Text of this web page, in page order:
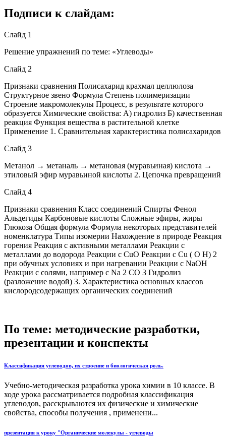
Подписи к слайдам:
Слайд 1
Решение упражнений по теме: «Углеводы»
Слайд 2
Признаки сравнения Полисахарид крахмал целлюлоза
Структурное звено Формула Степень полимеризации
Строение макромолекулы Процесс, в результате которого
образуется Химические свойства: А) гидролиз Б) качественная
реакция Функция вещества в растительной клетке
Применение 1. Сравнительная характеристика полисахаридов
Слайд 3
Метанол → метаналь → метановая (муравьиная) кислота →
этиловый эфир муравьиной кислоты 2. Цепочка превращений
Слайд 4
Признаки сравнения Класс соединений Спирты Фенол
Альдегиды Карбоновые кислоты Сложные эфиры, жиры
Глюкоза Общая формула Формула некоторых представителей
номенклатура Типы изомерии Нахождение в природе Реакция
горения Реакция с активными металлами Реакции с
металлами до водорода Реакции с CuO Реакции с Cu ( O Н) 2
при обучных условиях и при нагревании Реакции с NaOH
Реакции с солями, например с Na 2 CO 3 Гидролиз
(разложение водой) 3. Характеристика основных классов
кислородсодержащих органических соединений
По теме: методические разработки,
презентации и конспекты
Классификация углеводов, их строение и биологическая роль.
Учебно-методическая разработка урока химии в 10 классе. В
ходе урока рассматривается подробная классификация
углеводов, расскрываются их физические и химические
свойства, способы получения , применени...
презентация к уроку "Органические молекулы - углеводы